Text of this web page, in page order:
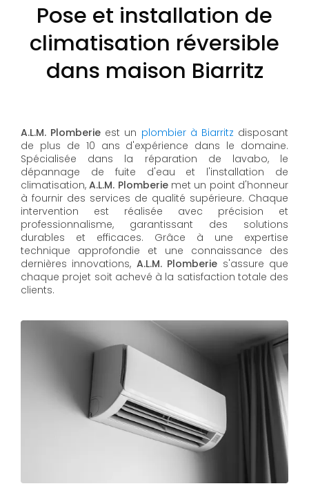
Pose et installation de
climatisation réversible
dans maison Biarritz
A.L.M. Plomberie est un plombier à Biarritz disposant
de plus de 10 ans d'expérience dans le domaine.
Spécialisée dans la réparation de lavabo, le
dépannage de fuite d'eau et l'installation de
climatisation,A.L.M. Plomberiemet un point d'honneur
à fournir des services de qualité supérieure. Chaque
intervention est réalisée avec précision et
professionnalisme, garantissant des solutions
durables et efficaces. Grâce à une expertise
technique approfondie et une connaissance des
dernières innovations, A.L.M. Plomberie s'assure que
chaque projet soit achevé à la satisfaction totale des
clients.